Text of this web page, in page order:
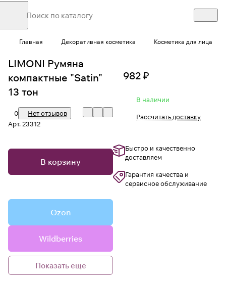
Главная Декоративная косметика Косметика для лица
LIMONI Румяна
компактные "Satin"
13 тон
0
Нет отзывов
Арт.23312
В корзину
Ozon
Wildberries
Показать еще
982 ₽
В наличии
Рассчитать доставку
Быстро и качественно
доставляем
Гарантия качества и
сервисное обслуживание